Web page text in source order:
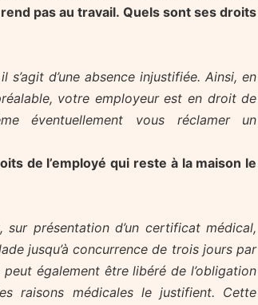
pas au travail. Quels sont ses droits
d’une absence injustifiée. Ainsi, en
votre employeur est en droit de
éventuellement vous réclamer un
de l’employé qui reste à la maison le
présentation d’un certificat médical,
jusqu’à concurrence de trois jours par
également être libéré de l’obligation
raisons médicales le justifient. Cette